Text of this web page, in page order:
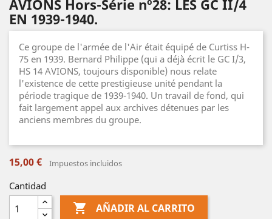
AVIONS Hors-Série nº28: LES GC II/4
EN 1939-1940.
Ce groupe de l'armée de l'Air était équipé de Curtiss H-
75 en 1939. Bernard Philippe (qui a déjà écrit le GC I/3,
HS 14 AVIONS, toujours disponible) nous relate
l'existence de cette prestigieuse unité pendant la
période tragique de 1939-1940. Un travail de fond, qui
fait largement appel aux archives détenues par les
anciens membres du groupe.
15,00 € Impuestos incluidos
Cantidad
 AÑADIR AL CARRITO